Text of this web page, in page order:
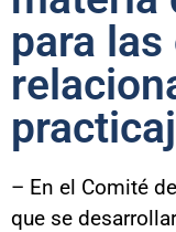
para
– En el Comité
que se